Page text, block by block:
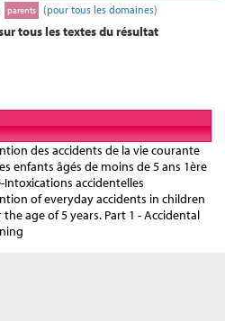
parents (pour tous les domaines)
tous les textes du résultat
des accidents de la vie courante
enfants âgés de moins de 5 ans 1ère
Intoxications accidentelles
of everyday accidents in children
the age of 5 years. Part 1 - Accidental